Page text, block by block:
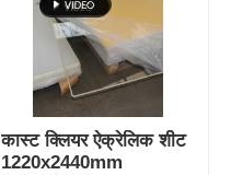
कास्ट क्लियर ऐक्रेलिक शीट
1220x2440mm